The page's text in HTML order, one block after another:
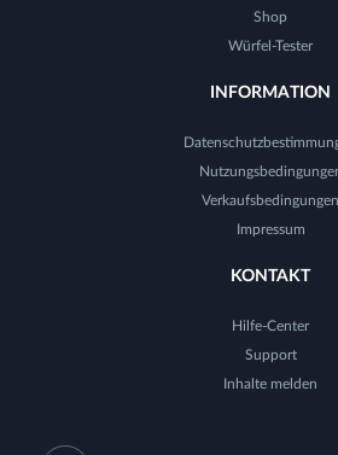
Shop
Würfel-Tester
INFORMATION
Verkaufsbedingungen
Impressum
KONTAKT
Hilfe-Center
Support
Inhalte melden